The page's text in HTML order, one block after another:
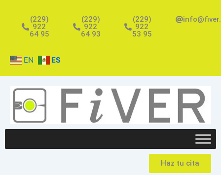
contenido
(229)
922
64 95
(229)
922
64 93
(229)
922
53 95
EN ES
Haz tu cita